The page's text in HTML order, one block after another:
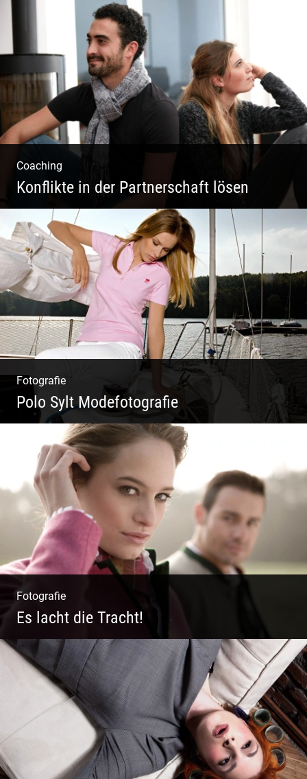
Sekt Perlen | Tiefe Keller | Coole Kerle |
Idyllische Weinberge
Coaching
Konflikte in der Partnerschaft lösen
Paar Coaching – Der Weg in die Leichtigkeit
und Harmonie
Fotografie
Polo Sylt Modefotografie
Polo Sylt Modefotografie
Fotografie
Es lacht die Tracht!
Wunderschöne Dirndl | Harmonische
Farben | Originelle Details | Edle Stoffe